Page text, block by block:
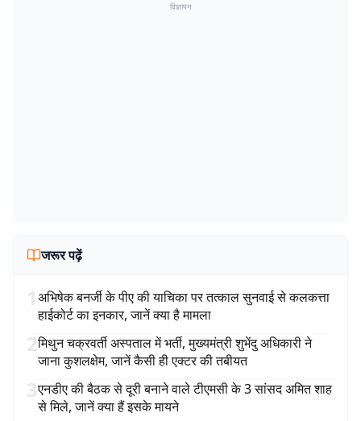
विज्ञापन
जरूर पढ़ें
1अभिषेक बनर्जी के पीए की याचिका पर तत्काल सुनवाई से कलकत्ता
हाईकोर्ट का इनकार, जानें क्या है मामला
2मिथुन चक्रवर्ती अस्पताल में भर्ती, मुख्यमंत्री शुभेंदु अधिकारी ने
जाना कुशलक्षेम, जानें कैसी ही एक्टर की तबीयत
3एनडीए की बैठक से दूरी बनाने वाले टीएमसी के 3 सांसद अमित शाह
से मिले, जानें क्या हैं इसके मायने